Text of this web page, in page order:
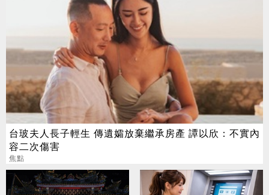
台玻夫人長子輕生 傳遺孀放棄繼承房產 譚以欣：不實內
容二次傷害
焦點